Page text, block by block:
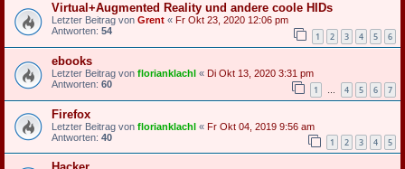
Virtual+Augmented Reality und andere coole HIDs
Letzter Beitrag von Grent « Fr Okt 23, 2020 12:06 pm
Antworten: 54 1 2 3 4 5 6
ebooks
Letzter Beitrag von florianklachl « Di Okt 13, 2020 3:31 pm
Antworten: 60 1 … 4 5 6 7
Firefox
Letzter Beitrag von florianklachl « Fr Okt 04, 2019 9:56 am
Antworten: 40 1 2 3 4 5